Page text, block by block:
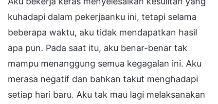
kuhadapi dalam pekerjaanku ini, tetapi selama
beberapa waktu, aku tidak mendapatkan hasil
apa pun. Pada saat itu, aku benar-benar tak
mampu menanggung semua kegagalan ini. Aku
merasa negatif dan bahkan takut menghadapi
setiap hari baru. Aku tak mau lagi melaksanakan